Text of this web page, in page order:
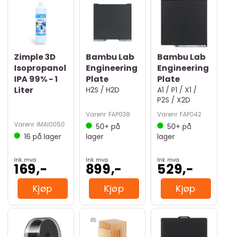
Zimple 3D
Isopropanol
IPA 99% - 1
Liter
Varenr IMAI0050
16 på lager
Ink. mva
169,-
Kjøp
Bambu Lab
Engineering
Plate
H2S / H2D
Varenr FAP038
50+ på
lager
Ink. mva
899,-
Kjøp
Bambu Lab
Engineering
Plate
A1 / P1 / X1 /
P2S / X2D
Varenr FAP042
50+ på
lager
Ink. mva
529,-
Kjøp